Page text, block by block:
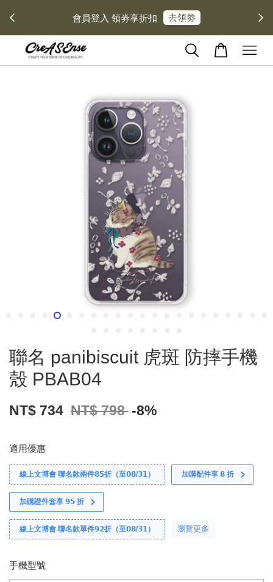
會員登入 領劵享折扣 去領劵
聯名 panibiscuit 虎斑 防摔手機
殼 PBAB04
NT$ 734 NT$ 798 -8%
適用優惠
線上文博會 聯名款兩件𝟴𝟱折（至𝟬𝟴/𝟯𝟭） 加購配件享 𝟴 折
加購證件套享 𝟵𝟱 折
線上文博會 聯名款單件𝟵𝟮折（至𝟬𝟴/𝟯𝟭） 瀏覽更多
手機型號